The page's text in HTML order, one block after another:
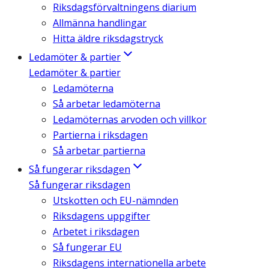
Riksdagsförvaltningens diarium
Allmänna handlingar
Hitta äldre riksdagstryck
Ledamöter & partier
Ledamöter & partier
Ledamöterna
Så arbetar ledamöterna
Ledamöternas arvoden och villkor
Partierna i riksdagen
Så arbetar partierna
Så fungerar riksdagen
Så fungerar riksdagen
Utskotten och EU-nämnden
Riksdagens uppgifter
Arbetet i riksdagen
Så fungerar EU
Riksdagens internationella arbete